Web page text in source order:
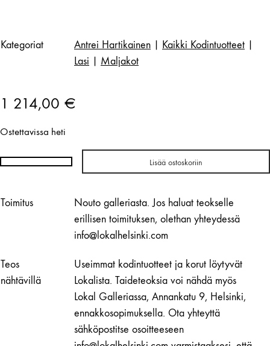
Kategoriat Antrei Hartikainen Kaikki Kodintuotteet
Lasi
Maljakot
1 214,00 €
Ostettavissa heti
Antrei
|
8
määrä
Lisää ostoskoriin
Toimitus
Nouto galleriasta. Jos haluat teokselle
erillisen toimituksen, olethan yhteydessä
info@lokalhelsinki.com
Teos
nähtävillä
Useimmat kodintuotteet ja korut löytyvät
Lokalista. Taideteoksia voi nähdä myös
Lokal Galleriassa, Annankatu 9, Helsinki,
ennakkosopimuksella. Ota yhteyttä
sähköpostitse osoitteeseen